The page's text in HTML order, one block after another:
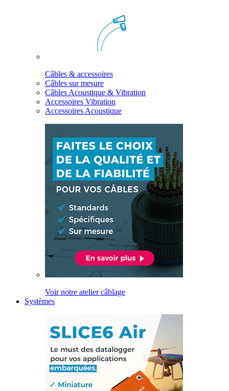
Câbles & accessoires
Câbles sur mesure
Câbles Acoustique & Vibration
Accessoires Vibration
Accessoires Acoustique
Voir notre atelier câblage
Systèmes